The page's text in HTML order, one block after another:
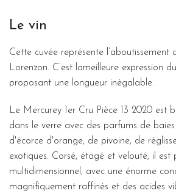
Le vin
Cette cuvée représente
Lorenzon. C’est lameilleure expression
proposant une longueur inégalable.
Le Mercurey 1er Cru Pièce 13 2020 est
dans le verre avec des parfums de
d'écorce d'orange, de pivoine, de
exotiques. Corsé, étagé et velouté, il est
multidimensionnel, avec une énorme
magnifiquement raffinés et des acides